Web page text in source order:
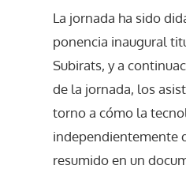
La jornada ha sido
ponencia inaugural
Subirats, y a
de la jornada, los
torno a cómo la
independientemente
resumido en un